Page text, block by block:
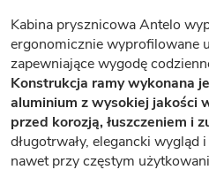
Kabina prysznicowa Antelo
ergonomicznie wyprofilowane
zapewniające wygodę
Konstrukcja ramy wykonana
aluminium z wysokiej jakości
przed korozją, łuszczeniem i
długotrwały, elegancki
nawet przy częstym